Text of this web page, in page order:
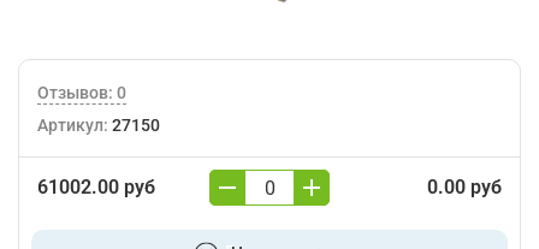
Отзывов: 0
Артикул: 27150
61002.00 руб 0.00 руб